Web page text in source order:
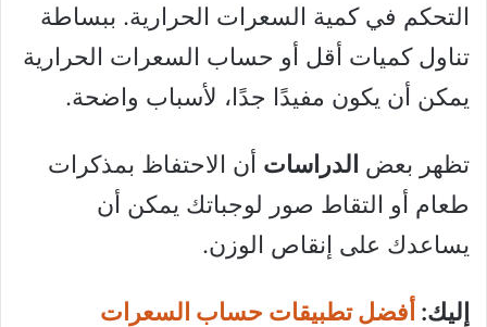
التحكم في كمية السعرات الحرارية. ببساطة
تناول كميات أقل أو حساب السعرات الحرارية
يمكن أن يكون مفيدًا جدًا، لأسباب واضحة.
تظهر بعض الدراسات أن الاحتفاظ بمذكرات
طعام أو التقاط صور لوجباتك يمكن أن
يساعدك على إنقاص الوزن.
إليك: أفضل تطبيقات حساب السعرات